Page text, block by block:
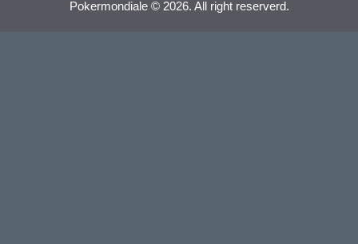
Pokermondiale © 2026. All right reserverd.